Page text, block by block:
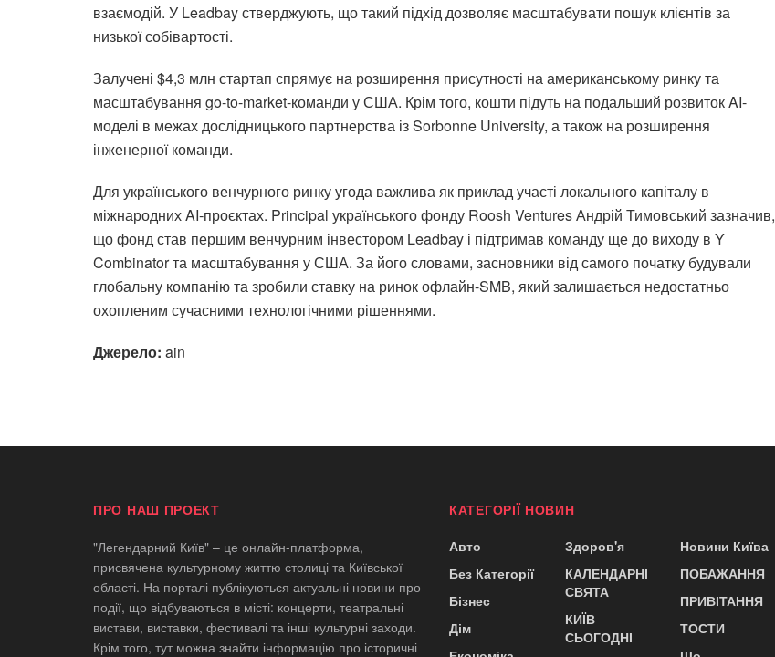
взаємодій. У Leadbay стверджують, що такий підхід дозволяє масштабувати пошук клієнтів за
низької собівартості.
Залучені $4,3 млн стартап спрямує на розширення присутності на американському ринку та
масштабування go-to-market-команди у США. Крім того, кошти підуть на подальший розвиток AI-
моделі в межах дослідницького партнерства із Sorbonne University, а також на розширення
інженерної команди.
Для українського венчурного ринку угода важлива як приклад участі локального капіталу в
міжнародних AI-проєктах. Principal українського фонду Roosh Ventures Андрій Тимовський зазначив,
що фонд став першим венчурним інвестором Leadbay і підтримав команду ще до виходу в Y
Combinator та масштабування у США. За його словами, засновники від самого початку будували
глобальну компанію та зробили ставку на ринок офлайн-SMB, який залишається недостатньо
охопленим сучасними технологічними рішеннями.
Джерело: ain
ПРО НАШ ПРОЕКТ
"Легендарний Київ" – це онлайн-платформа,
присвячена культурному життю столиці та Київської
області. На порталі публікуються актуальні новини про
події, що відбуваються в місті: концерти, театральні
вистави, виставки, фестивалі та інші культурні заходи.
Крім того, тут можна знайти інформацію про історичні
КАТЕГОРІЇ НОВИН
Авто
Без Категорії
Бізнес
Дім
Здоров'я
КАЛЕНДАРНІ
СВЯТА
КИЇВ
СЬОГОДНІ
Новини Київа
ПОБАЖАННЯ
ПРИВІТАННЯ
ТОСТИ